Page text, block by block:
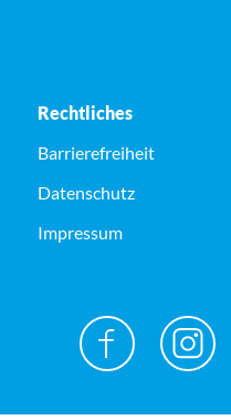
Rechtliches
Barrierefreiheit
Datenschutz
Impressum